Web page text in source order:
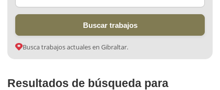
Buscar trabajos
Busca trabajos actuales en Gibraltar.
Resultados de búsqueda para